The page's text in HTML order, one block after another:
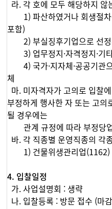
라. 각 호에 모두 해당하지 않
1) 파산하였거나 회생절차
포함)
2) 부실징후기업으로 선정
3) 업무정지·자격정지·기타
4) 국가·지자체·공공기관
체
마. 미자격자가 고의로 입찰
부정하게 행사한 자 또는 고의
될 경우에는
관계 규정에 따라 부정당업
바. 각 직종별 운영직종의 각
1) 건물위생관리업(1162)
4. 입찰일정
가. 사업설명회 : 생략
나. 입찰등록 : 방문 접수 (마